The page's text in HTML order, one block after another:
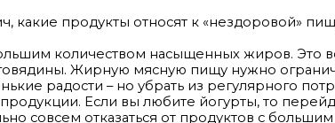
какие продукты относят к «нездоровой»
количеством насыщенных жиров. Это
Жирную мясную пищу нужно
радости – но убрать из регулярного
Если вы любите йогурты, то
совсем отказаться от продуктов с